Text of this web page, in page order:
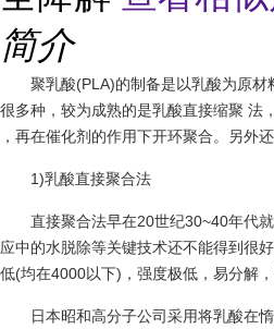
简介
聚乳酸(PLA)的制备是以乳酸为原
很多种，较为成熟的是乳酸直接缩聚 法
，再在催化剂的作用下开环聚合。另外
1)乳酸直接聚合法
直接聚合法早在20世纪30~40年代
应中的水脱除等关键技术还不能得到很
低(均在4000以下)，强度极低，易分解，
日本昭和高分子公司采用将乳酸在